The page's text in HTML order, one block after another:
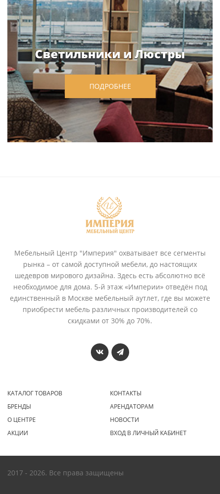
Светильники и Люстры
ПОДРОБНЕЕ
Мебельный Центр "Империя" охватывает все сегменты
рынка – от самой доступной мебели, до настоящих
шедевров мирового дизайна. Здесь есть абсолютно всё
необходимое для дома. 5-й этаж «Империи» отведён под
единственный в Москве мебельный аутлет, где вы можете
приобрести мебель различных производителей со
скидками от 30% до 70%.
КАТАЛОГ ТОВАРОВ
БРЕНДЫ
О ЦЕНТРЕ
АКЦИИ
КОНТАКТЫ
АРЕНДАТОРАМ
НОВОСТИ
ВХОД В ЛИЧНЫЙ КАБИНЕТ
2017 - 2026. Все права защищены